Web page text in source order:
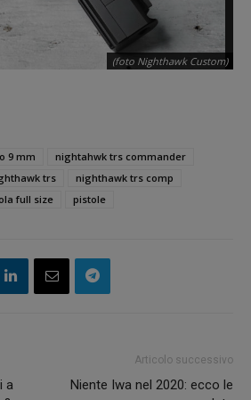
(foto Nighthawk Custom)
9 mm
nightahwk trs commander
trs
nighthawk trs comp
full size pistole
a
Articolo successivo
Niente Iwa nel 2020: ecco le